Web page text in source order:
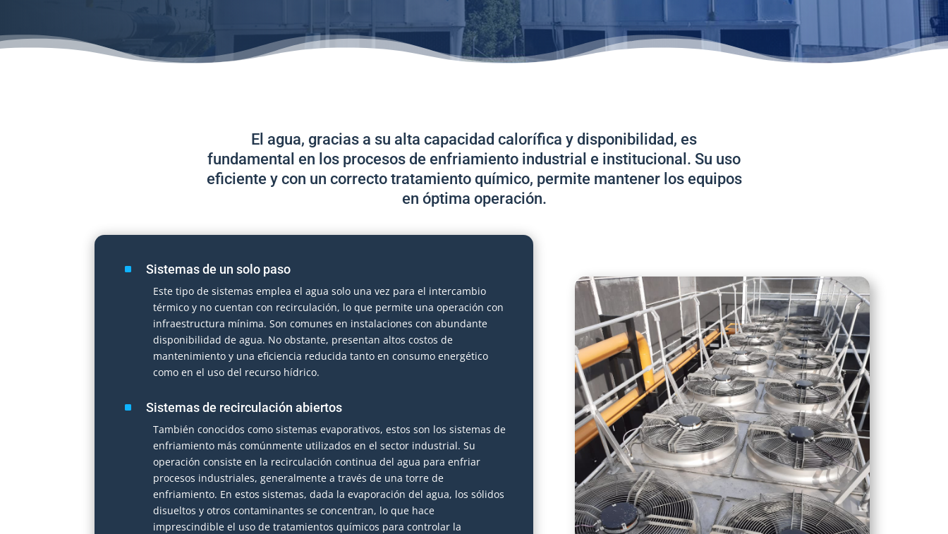
El agua, gracias a su alta capacidad calorífica y disponibilidad, es
fundamental en los procesos de enfriamiento industrial e institucional. Su uso
eficiente y con un correcto tratamiento químico, permite mantener los equipos
en óptima operación.
^ Sistemas de un solo paso
Este tipo de sistemas emplea el agua solo una vez para el intercambio
térmico y no cuentan con recirculación, lo que permite una operación con
infraestructura mínima. Son comunes en instalaciones con abundante
disponibilidad de agua. No obstante, presentan altos costos de
mantenimiento y una eficiencia reducida tanto en consumo energético
como en el uso del recurso hídrico.
^ Sistemas de recirculación abiertos
También conocidos como sistemas evaporativos, estos son los sistemas de
enfriamiento más comúnmente utilizados en el sector industrial. Su
operación consiste en la recirculación continua del agua para enfriar
procesos industriales, generalmente a través de una torre de
enfriamiento. En estos sistemas, dada la evaporación del agua, los sólidos
disueltos y otros contaminantes se concentran, lo que hace
imprescindible el uso de tratamientos químicos para controlar la